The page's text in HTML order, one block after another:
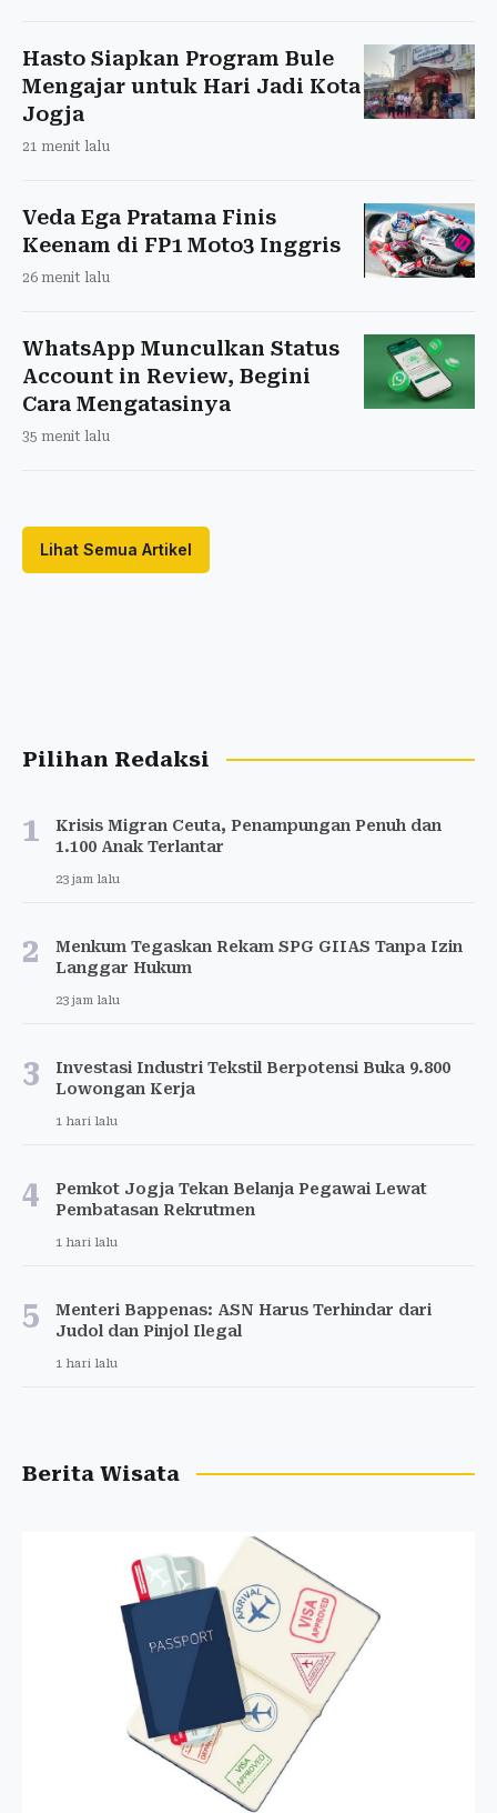
Hasto Siapkan Program Bule
Mengajar untuk Hari Jadi Kota
Jogja
21 menit lalu
Veda Ega Pratama Finis
Keenam di FP1 Moto3 Inggris
26 menit lalu
WhatsApp Munculkan Status
Account in Review, Begini
Cara Mengatasinya
35 menit lalu
Lihat Semua Artikel
Pilihan Redaksi
1
Krisis Migran Ceuta, Penampungan Penuh dan
1.100 Anak Terlantar
23 jam lalu
2
Menkum Tegaskan Rekam SPG GIIAS Tanpa Izin
Langgar Hukum
23 jam lalu
3
Investasi Industri Tekstil Berpotensi Buka 9.800
Lowongan Kerja
1 hari lalu
4
Pemkot Jogja Tekan Belanja Pegawai Lewat
Pembatasan Rekrutmen
1 hari lalu
5
Menteri Bappenas: ASN Harus Terhindar dari
Judol dan Pinjol Ilegal
1 hari lalu
Berita Wisata